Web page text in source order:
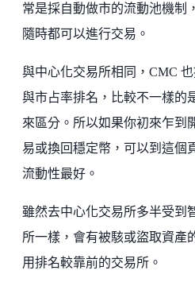
常是採自動做市的流動池機制
隨時都可以進行交易。
與中心化交易所相同，CMC
與市占率排名，比較不一樣的
來區分。所以如果你初來乍到
易或換回穩定幣，可以到這個
流動性最好。
雖然去中心化交易所多半受到
所一樣，會有被駭或盜取資產
用排名較靠前的交易所。